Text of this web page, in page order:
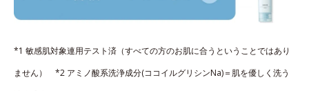
*1 敏感肌対象連用テスト済（すべての方のお肌に合うということではあり
ません） *2 アミノ酸系洗浄成分(ココイルグリシンNa)＝肌を優しく洗う